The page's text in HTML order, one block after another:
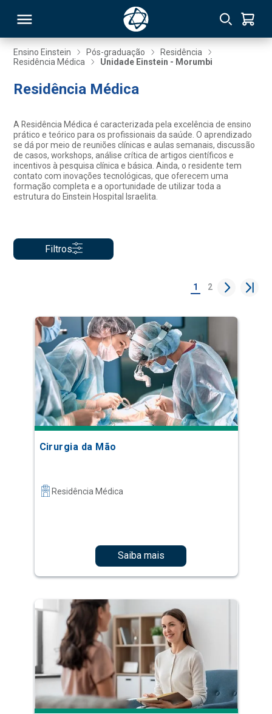
Ensino Einstein Pós-graduação
Residência
Residência Médica
Unidade Einstein - Morumbi
Residência Médica
A Residência Médica é caracterizada pela excelência de ensino
prático e teórico para os profissionais da saúde. O aprendizado
se dá por meio de reuniões clínicas e aulas semanais, discussão
de casos, workshops, análise crítica de artigos científicos e
incentivos à pesquisa clínica e básica. Ainda, o residente tem
contato com inovações tecnológicas, que oferecem uma
formação completa e a oportunidade de utilizar toda a
estrutura do Einstein Hospital Israelita.
Filtros
1 2
Cirurgia da Mão
Residência Médica
Saiba mais